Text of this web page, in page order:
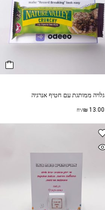
גלויה ממותגת עם חטיף אנרגיה
₪13.00 /יח